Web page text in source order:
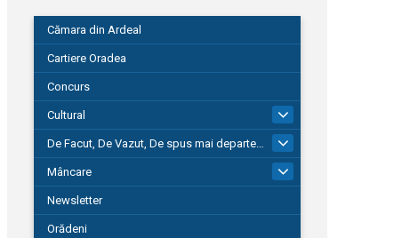
Cămara din Ardeal
Cartiere Oradea
Concurs
Cultural
De Facut, De Vazut, De spus mai departe…
580
Mâncare
Newsletter
Orădeni